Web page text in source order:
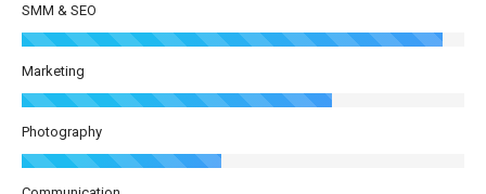
SMM & SEO
Marketing
Photography